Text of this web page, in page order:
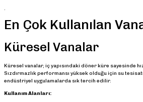
.
En Çok Kullanılan
Küresel Vanalar
Küresel vanalar, iç yapısındaki döner küre sayesinde
Sızdırmazlık performansı yüksek olduğu için su
endüstriyel uygulamalarda sık tercih edilir.
Kullanım Alanları: